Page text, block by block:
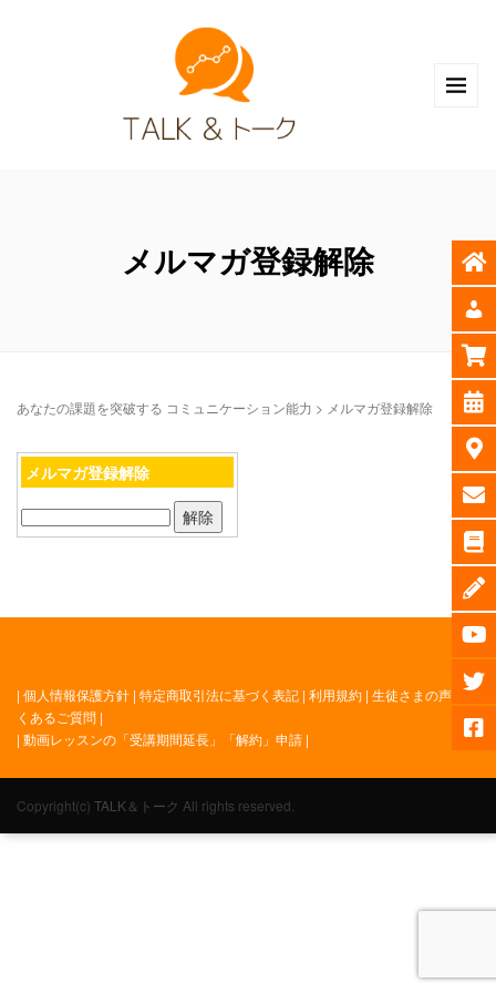
メルマガ登録解除
あなたの課題を突破する コミュニケーション能力 > メルマガ登録解除
メルマガ登録解除
| 個人情報保護方針 | 特定商取引法に基づく表記 | 利用規約 | 生徒さまの声 よ
くあるご質問 |
| 動画レッスンの「受講期間延長」「解約」申請 |
Copyright(c) TALK＆トーク All rights reserved.